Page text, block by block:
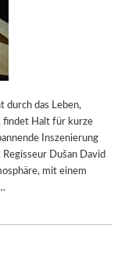
durch das Leben,
findet Halt für kurze
Inszenierung
Dušan David
mit einem